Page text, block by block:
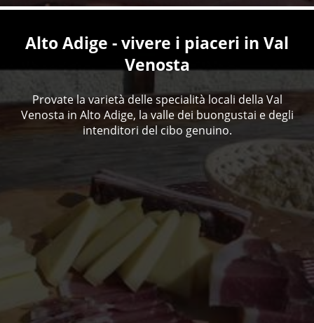
Alto Adige - vivere i piaceri in Val
Venosta
Provate la varietà delle specialità locali della Val
Venosta in Alto Adige, la valle dei buongustai e degli
intenditori del cibo genuino.